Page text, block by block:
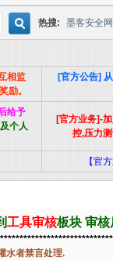
索
热搜: 墨客安全网
相监
励。
[官方公告]
给予
个人
[官方业务]-
控,压力
【官
工具审核板块 审
水者禁言处理.